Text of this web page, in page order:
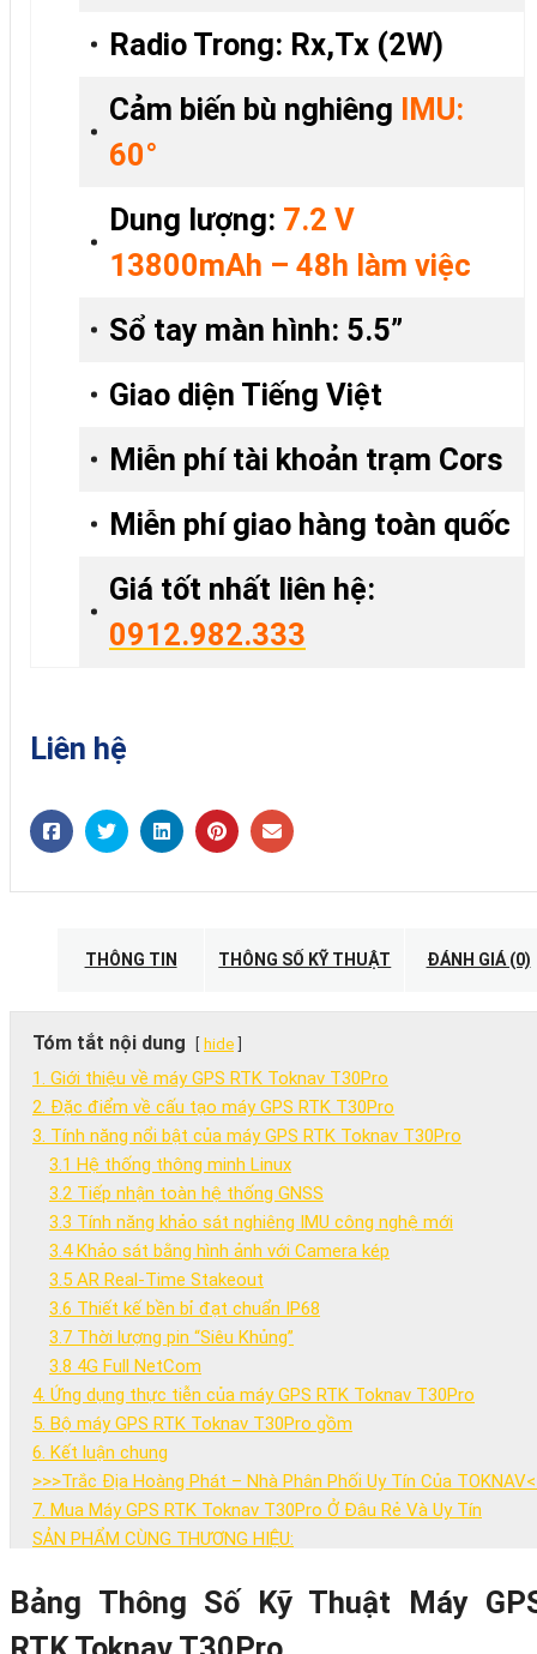
Radio Trong: Rx,Tx (2W)
Cảm biến bù nghiêng IMU:
60°
Dung lượng: 7.2 V
13800mAh – 48h làm việc
Sổ tay màn hình: 5.5”
Giao diện Tiếng Việt
Miễn phí tài khoản trạm Cors
Miễn phí giao hàng toàn quốc
Giá tốt nhất liên hệ:
0912.982.333
Liên hệ
THÔNG TIN THÔNG SỐ KỸ THUẬT ĐÁNH GIÁ (0)
Tóm tắt nội dung hide
1. Giới thiệu về máy GPS RTK Toknav T30Pro
2. Đặc điểm về cấu tạo máy GPS RTK T30Pro
3. Tính năng nổi bật của máy GPS RTK Toknav T30Pro
3.1 Hệ thống thông minh Linux
3.2 Tiếp nhận toàn hệ thống GNSS
3.3 Tính năng khảo sát nghiêng IMU công nghệ mới
3.4 Khảo sát bằng hình ảnh với Camera kép
3.5 AR Real-Time Stakeout
3.6 Thiết kế bền bỉ đạt chuẩn IP68
3.7 Thời lượng pin “Siêu Khủng”
3.8 4G Full NetCom
4. Ứng dụng thực tiễn của máy GPS RTK Toknav T30Pro
5. Bộ máy GPS RTK Toknav T30Pro gồm
6. Kết luận chung
>>>Trắc Địa Hoàng Phát – Nhà Phân Phối Uy Tín Của
7. Mua Máy GPS RTK Toknav T30Pro Ở Đâu Rẻ Và Uy Tín
SẢN PHẨM CÙNG THƯƠNG HIỆU:
Máy GPS RTK Toknav T30Pro
Bảng Thông Số Kỹ Thuật Máy